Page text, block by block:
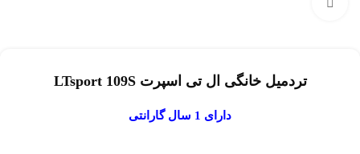
تردمیل خانگی ال تی اسپرت LTsport 109S
دارای 1 سال گارانتی